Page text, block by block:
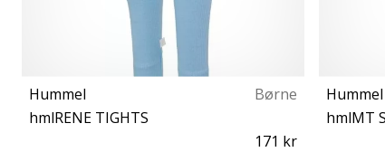
Hummel
Børne
hmlRENE TIGHTS
171 kr
Hummel